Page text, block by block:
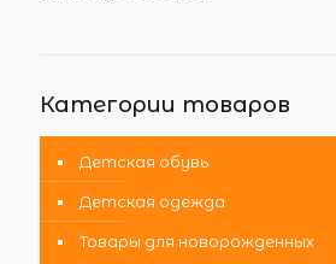
Категории товаров
Детская обувь
Детская одежда
Товары для новорожденных